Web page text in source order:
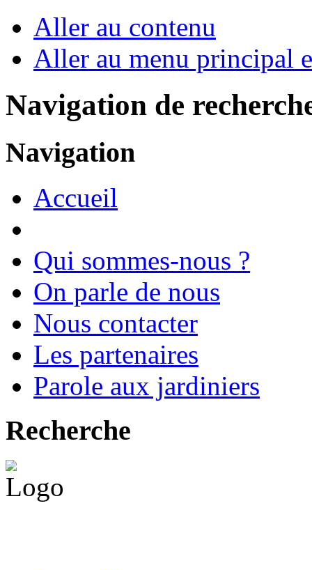
Aller au contenu
Aller au menu principal
Navigation de
Navigation
Accueil
Qui sommes-nous ?
On parle de nous
Nous contacter
Les partenaires
Parole aux jardiniers
Recherche